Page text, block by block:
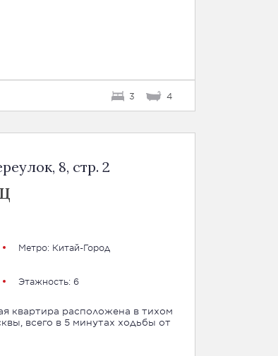
3 4
8, стр. 2
Метро: Китай-Город
Этажность: 6
квартира расположена в тихом
всего в 5 минутах ходьбы от